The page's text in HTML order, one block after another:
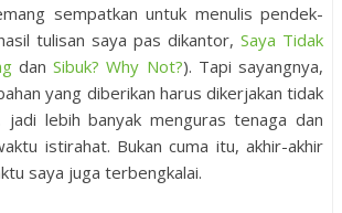
sempatkan untuk menulis pendek-
tulisan saya pas dikantor, Saya Tidak
dan Sibuk? Why Not?). Tapi sayangnya,
yang diberikan harus dikerjakan tidak
lebih banyak menguras tenaga dan
istirahat. Bukan cuma itu, akhir-akhir
saya juga terbengkalai.